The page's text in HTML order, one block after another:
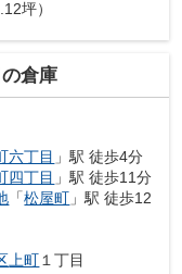
坪）
倉庫
六丁目 」駅 徒歩4分
四丁目 」駅 徒歩11分
「松屋町 」駅 徒歩12
上町 １丁目